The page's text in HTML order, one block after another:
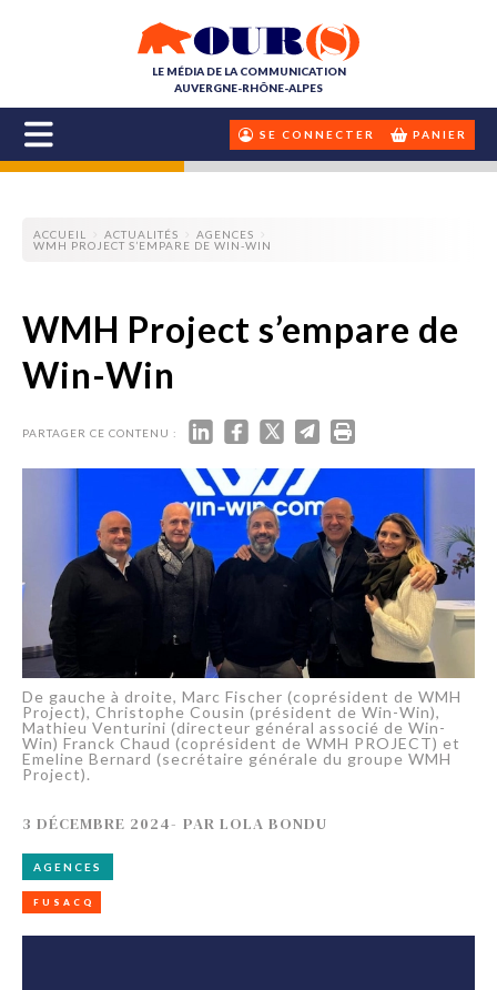
LE MÉDIA DE LA COMMUNICATION
AUVERGNE-RHÔNE-ALPES
SE CONNECTER PANIER
ACCUEIL ACTUALITÉS
AGENCES
WMH PROJECT S’EMPARE DE WIN-WIN
WMH Project s’empare de
Win-Win
PARTAGER CE CONTENU :
De gauche à droite, Marc Fischer (coprésident de WMH
Project), Christophe Cousin (président de Win-Win),
Mathieu Venturini (directeur général associé de Win-
Win) Franck Chaud (coprésident de WMH PROJECT) et
Emeline Bernard (secrétaire générale du groupe WMH
Project).
3 DÉCEMBRE 2024- PAR LOLA BONDU
AGENCES
FUSACQ